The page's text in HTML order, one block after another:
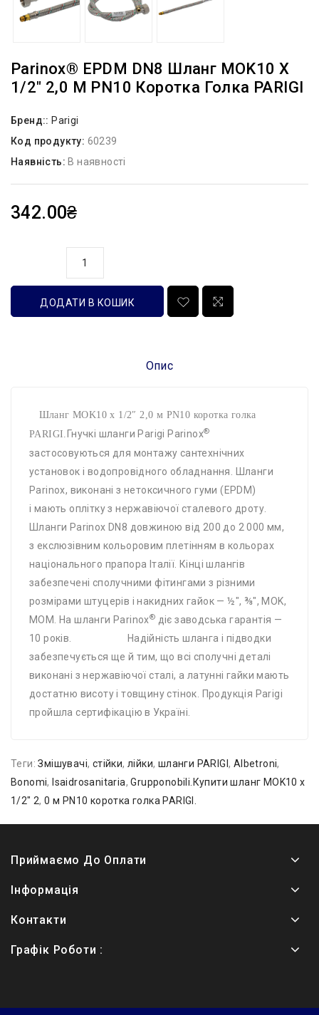
Parinox® EPDM DN8 Шланг MOK10 Х
1/2″ 2,0 М PN10 Коротка Голка PARIGI
Бренд:: Parigi
Код продукту: 60239
Наявність: В наявності
342.00₴
ДОДАТИ В КОШИК
Опис
Шланг MOK10 х 1/2″ 2,0 м PN10 коротка голка
PARIGI. Гнучкі шланги Parigi Parinox®
застосовуються для монтажу сантехнічних
установок і водопровідного обладнання. Шланги
Parinox, виконані з нетоксичного гуми (EPDM)
і мають оплітку з нержавіючої сталевого дроту.
Шланги Parinox DN8 довжиною від 200 до 2 000 мм,
з екслюзівним кольоровим плетінням в кольорах
національного прапора Італії. Кінці шлангів
забезпечені сполучними фітингами з різними
розмірами штуцерів і накидних гайок — ½", ⅜", MOK,
MOM. На шланги Parinox® діє заводська гарантія —
10 років. Надійність шланга і підводки
забезпечується ще й тим, що всі сполучні деталі
виконані з нержавіючої сталі, а латунні гайки мають
достатню висоту і товщину стінок. Продукція Рarigi
пройшла сертифікацію в Україні.
Теги:Змішувачі, стійки,лійки, шланги PARIGI, Albetroni,
Bonomi, Isaidrosanitaria,Grupponobili.Купити шланг MOK10 х
1/2″ 2,0 м PN10 коротка голка PARIGI.
Приймаємо До Оплати
Інформація
Контакти
Графік Роботи :